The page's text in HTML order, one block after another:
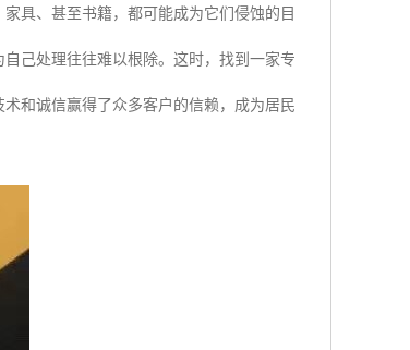
具、甚至书籍，都可能成为它们侵蚀的目
己处理往往难以根除。这时，找到一家专
和诚信赢得了众多客户的信赖，成为居民